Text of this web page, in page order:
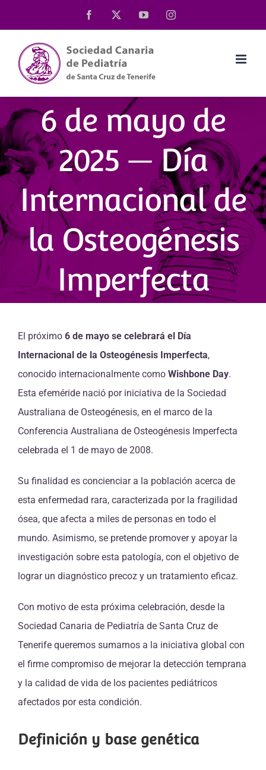
al
contenido
Facebook YouTubeInstagram
6 de mayo de
2025 — Día
Internacional de
la Osteogénesis
Imperfecta
El próximo 6 de mayo se celebrará el Día
Internacional de la Osteogénesis Imperfecta,
conocido internacionalmente como Wishbone Day.
Esta efeméride nació por iniciativa de la Sociedad
Australiana de Osteogénesis, en el marco de la
Conferencia Australiana de Osteogénesis Imperfecta
celebrada el 1 de mayo de 2008.
Su finalidad es concienciar a la población acerca de
esta enfermedad rara, caracterizada por la fragilidad
ósea, que afecta a miles de personas en todo el
mundo. Asimismo, se pretende promover y apoyar la
investigación sobre esta patología, con el objetivo de
lograr un diagnóstico precoz y un tratamiento eficaz.
Con motivo de esta próxima celebración, desde la
Sociedad Canaria de Pediatría de Santa Cruz de
Tenerife queremos sumarnos a la iniciativa global con
el firme compromiso de mejorar la detección temprana
y la calidad de vida de los pacientes pediátricos
afectados por esta condición.
Definición y base genética